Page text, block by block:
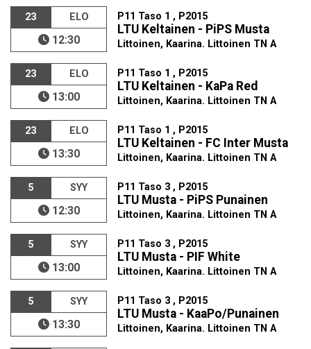
23 ELO
12:30
P11 Taso 1 , P2015
LTU Keltainen - PiPS Musta
Littoinen, Kaarina. Littoinen TN A
23 ELO
13:00
P11 Taso 1 , P2015
LTU Keltainen - KaPa Red
Littoinen, Kaarina. Littoinen TN A
23 ELO
13:30
P11 Taso 1 , P2015
LTU Keltainen - FC Inter Musta
Littoinen, Kaarina. Littoinen TN A
5 SYY
12:30
P11 Taso 3 , P2015
LTU Musta - PiPS Punainen
Littoinen, Kaarina. Littoinen TN A
5 SYY
13:00
P11 Taso 3 , P2015
LTU Musta - PIF White
Littoinen, Kaarina. Littoinen TN A
5 SYY
13:30
P11 Taso 3 , P2015
LTU Musta - KaaPo/Punainen
Littoinen, Kaarina. Littoinen TN A